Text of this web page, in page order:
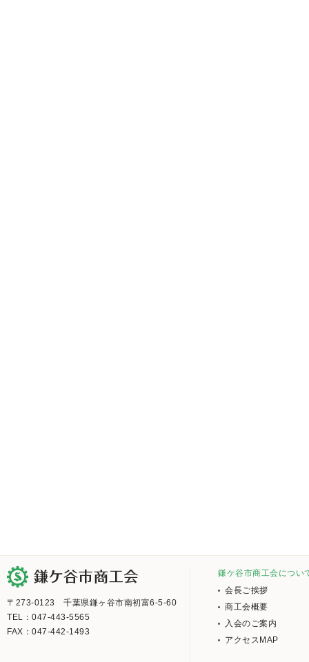
〒273-0123 千葉県鎌ヶ谷市南初富6-5-60
TEL：047-443-5565
FAX：047-442-1493
鎌ケ谷市商工会につい
会長ご挨拶
商工会概要
入会のご案内
アクセスMAP